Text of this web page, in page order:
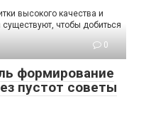
высокого качества и
чтобы добиться
0
формирование
пустот советы